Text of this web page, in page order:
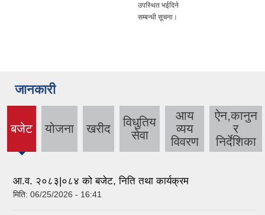
उपस्थित भईदिने
सम्बन्धी सूचना।
जानकारी
बजेट
(active
योजना खरीद
विधुतिय
सेवा
आय
व्यय
विवरण
ऐन,कानुन
र
निर्देशिका
आ.व. २०८३|०८४ को बजेट, निति तथा कार्यक्रम
मिति: 06/25/2026 - 16:41